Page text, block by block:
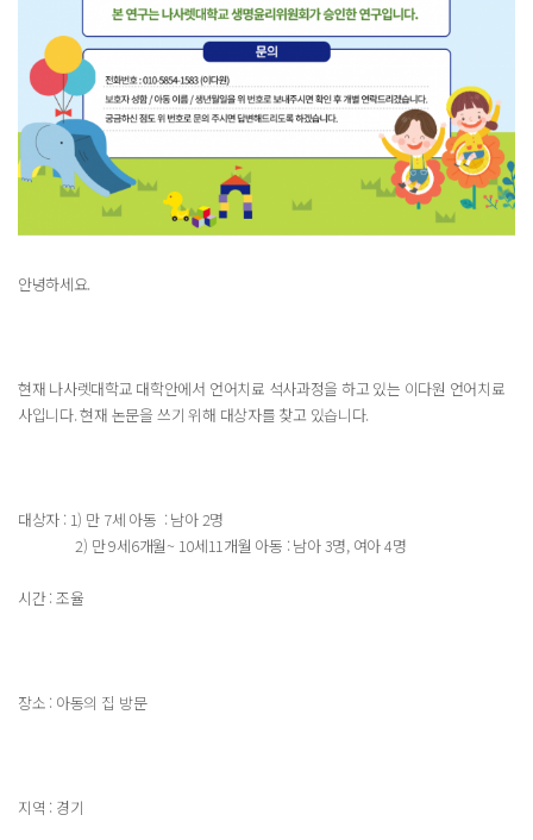
안녕하세요.
현재 나사렛대학교 대학안에서 언어치료 석사과정을 하고 있는 이다원 언어치료
사입니다. 현재 논문을 쓰기 위해 대상자를 찾고 있습니다.
대상자 : 1) 만 7세 아동 : 남아 2명
2) 만 9세6개월~ 10세11개월 아동 : 남아 3명, 여아 4명
시간 : 조율
장소 : 아동의 집 방문
지역 : 경기